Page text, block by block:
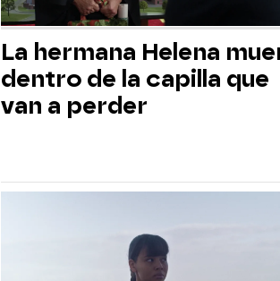
La hermana Helena
dentro de la capilla que
van a perder